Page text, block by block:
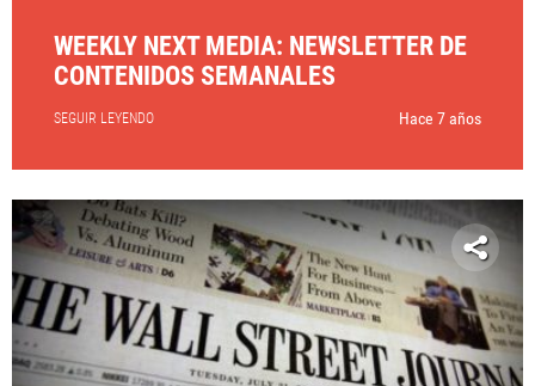
WEEKLY NEXT MEDIA: NEWSLETTER DE
CONTENIDOS SEMANALES
SEGUIR LEYENDO Hace 7 años